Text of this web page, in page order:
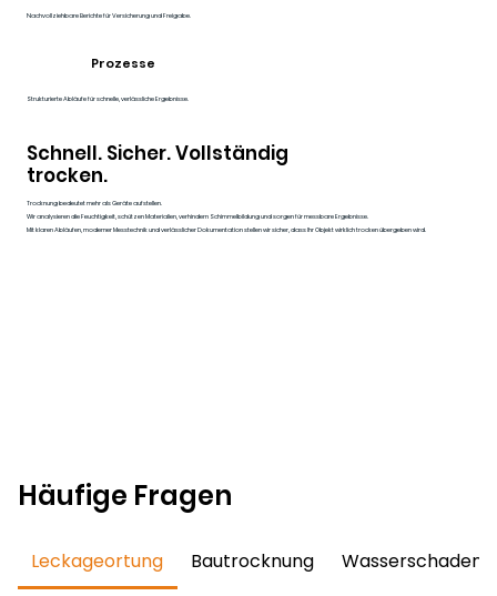
Nachvollziehbare Berichte für Versicherung und Freigabe.
Prozesse
Strukturierte Abläufe für schnelle, verlässliche Ergebnisse.
Schnell. Sicher. Vollständig
trocken.
Trocknung bedeutet mehr als Geräte aufstellen.
Wir analysieren die Feuchtigkeit, schützen Materialien, verhindern Schimmelbildung und sorgen für messbare Ergebnisse.
Mit klaren Abläufen, moderner Messtechnik und verlässlicher Dokumentation stellen wir sicher, dass Ihr Objekt wirklich trocken übergeben wird.
Häufige Fragen
Leckageortung Bautrocknung